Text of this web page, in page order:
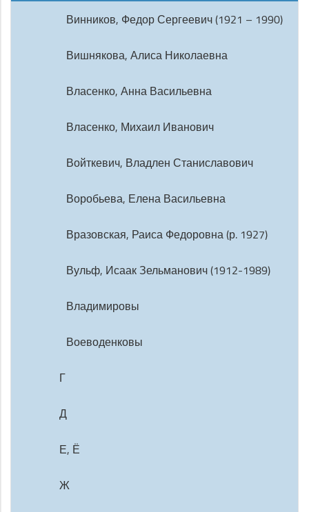
Винников, Федор Сергеевич (1921 – 1990)
Вишнякова, Алиса Николаевна
Власенко, Анна Васильевна
Власенко, Михаил Иванович
Войткевич, Владлен Станиславович
Воробьева, Елена Васильевна
Вразовская, Раиса Федоровна (р. 1927)
Вульф, Исаак Зельманович (1912-1989)
Владимировы
Воеводенковы
Г
Д
Е, Ё
Ж